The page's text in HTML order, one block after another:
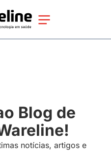
Blog de
notícias, artigos e